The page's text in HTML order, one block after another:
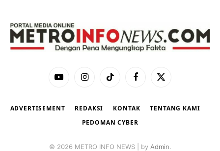
YouTubeInstagramTikTok Facebook
X
ADVERTISEMENT REDAKSI KONTAK
TENTANG KAMI
PEDOMAN CYBER
© 2026 METRO INFO NEWS | by Admin.